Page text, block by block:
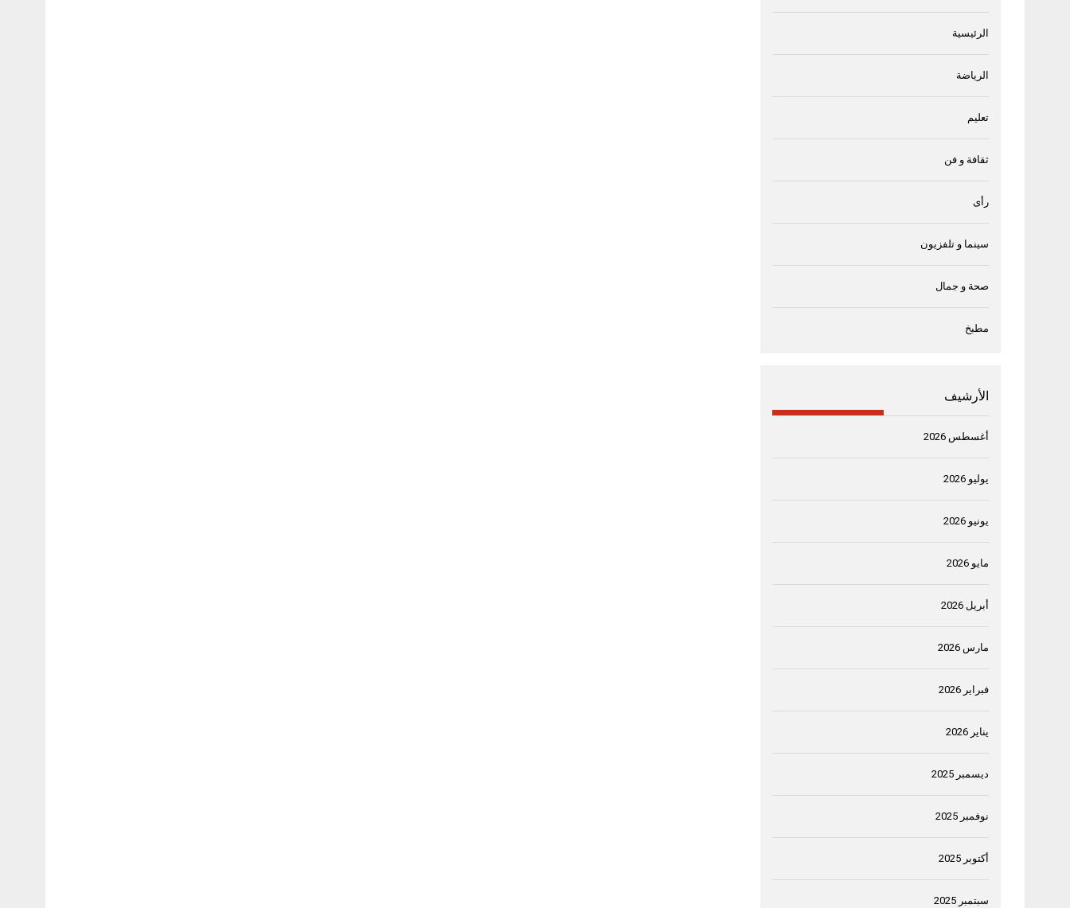
الرئيسية
الرياضة
تعليم
ثقافة و فن
رأى
سينما و تلفزيون
صحة و جمال
مطبخ
الأرشيف
أغسطس 2026
يوليو 2026
يونيو 2026
مايو 2026
أبريل 2026
مارس 2026
فبراير 2026
يناير 2026
ديسمبر 2025
نوفمبر 2025
أكتوبر 2025
سبتمبر 2025